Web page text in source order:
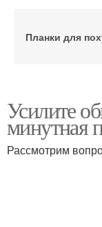
Планки для
Усилите
минутная
Рассмотрим